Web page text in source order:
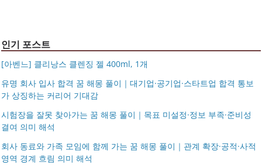
인기 포스트
[아벤느] 클리낭스 클렌징 젤 400ml, 1개
유명 회사 입사 합격 꿈 해몽 풀이｜대기업·공기업·스타트업 합격 통보
가 상징하는 커리어 기대감
시험장을 잘못 찾아가는 꿈 해몽 풀이｜목표 미설정·정보 부족·준비성
결여 의미 해석
회사 동료와 가족 모임에 함께 가는 꿈 해몽 풀이｜관계 확장·공적·사적
영역 경계 흐림 의미 해석